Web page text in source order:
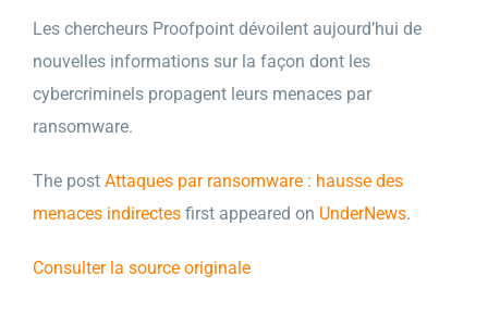
Les chercheurs Proofpoint dévoilent aujourd’hui de
nouvelles informations sur la façon dont les
cybercriminels propagent leurs menaces par
ransomware.
The post Attaques par ransomware : hausse des
menaces indirectes first appeared on UnderNews.
Consulter la source originale